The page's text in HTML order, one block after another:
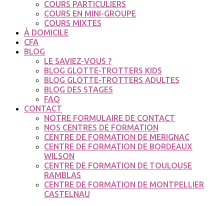
COURS PARTICULIERS
COURS EN MINI-GROUPE
COURS MIXTES
À DOMICILE
CFA
BLOG
LE SAVIEZ-VOUS ?
BLOG GLOTTE-TROTTERS KIDS
BLOG GLOTTE-TROTTERS ADULTES
BLOG DES STAGES
FAQ
CONTACT
NOTRE FORMULAIRE DE CONTACT
NOS CENTRES DE FORMATION
CENTRE DE FORMATION DE MERIGNAC
CENTRE DE FORMATION DE BORDEAUX
WILSON
CENTRE DE FORMATION DE TOULOUSE
RAMBLAS
CENTRE DE FORMATION DE MONTPELLIER
CASTELNAU